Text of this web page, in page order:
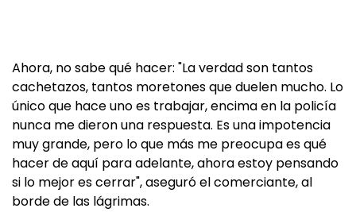
Ahora, no sabe qué hacer: "La verdad son tantos
cachetazos, tantos moretones que duelen mucho. Lo
único que hace uno es trabajar, encima en la policía
nunca me dieron una respuesta. Es una impotencia
muy grande, pero lo que más me preocupa es qué
hacer de aquí para adelante, ahora estoy pensando
si lo mejor es cerrar", aseguró el comerciante, al
borde de las lágrimas.